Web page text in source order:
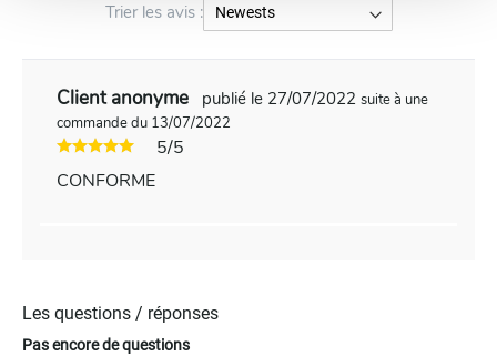
Trier les avis :
Client anonyme publié le 27/07/2022 suite à une
commande du 13/07/2022
5/5
CONFORME
Les questions / réponses
Pas encore de questions